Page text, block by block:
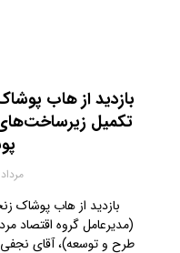
بازدید از هاب
تکمیل
مرداد ۱۲, ۱۴۰۵
بازدید از هاب پوشاک
(مدیرعامل گروه اقتصاد
طرح و توسعه)، آقای